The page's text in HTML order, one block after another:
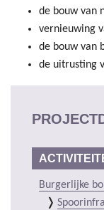
de bouw van
vernieuwing
de bouw van
de uitrusting
Burgerlijke